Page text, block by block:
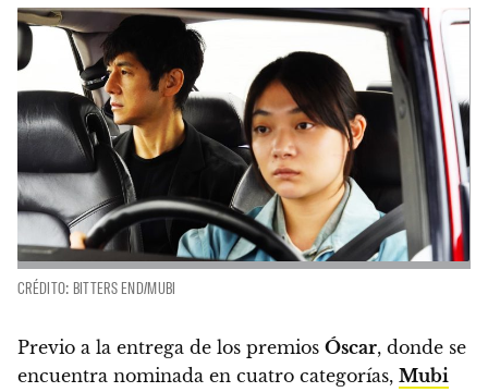
CRÉDITO: BITTERS END/MUBI
Previo a la entrega de los premios Óscar, donde se
encuentra nominada en cuatro categorías, Mubi